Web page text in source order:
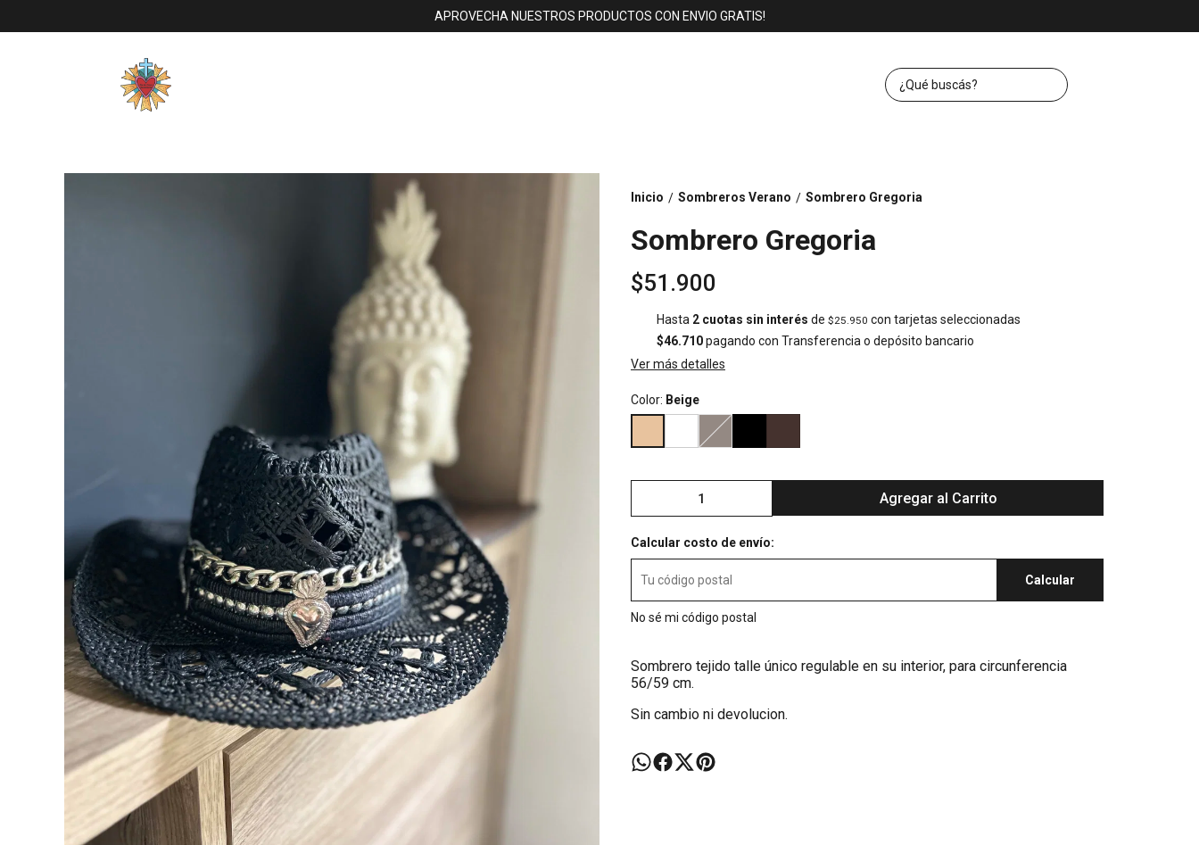
APROVECHA NUESTROS PRODUCTOS CON ENVIO GRATIS!
Inicio / Sombreros Verano / Sombrero Gregoria
Sombrero Gregoria
$51.900
Hasta 2 cuotas sin interés de $25.950 con tarjetas seleccionadas
$46.710pagando con Transferencia o depósito bancario
Ver más detalles
Color: Beige
Agregar al Carrito
Calcular costo de envío:
Calcular
No sé mi código postal
Sombrero tejido talle único regulable en su interior, para circunferencia
56/59 cm.
Sin cambio ni devolucion.